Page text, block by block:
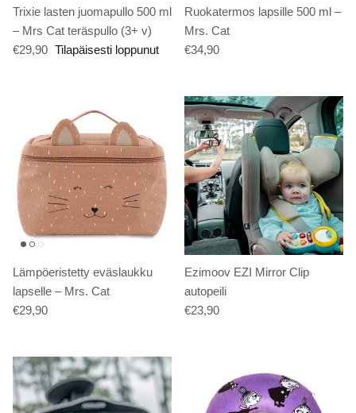
Trixie lasten juomapullo 500 ml
– Mrs Cat teräspullo (3+ v)
€29,90 Tilapäisesti loppunut
Ruokatermos lapsille 500 ml –
Mrs. Cat
€34,90
Lämpöeristetty eväslaukku
lapselle – Mrs. Cat
€29,90
Ezimoov EZI Mirror Clip
autopeili
€23,90